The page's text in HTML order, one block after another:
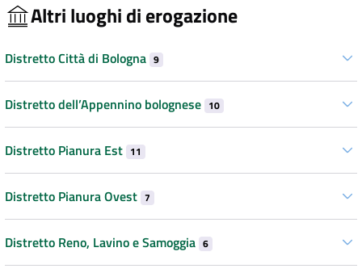
Altri luoghi di erogazione
Distretto Città di Bologna 9
Distretto dell’Appennino bolognese 10
Distretto Pianura Est 11
Distretto Pianura Ovest 7
Distretto Reno, Lavino e Samoggia 6